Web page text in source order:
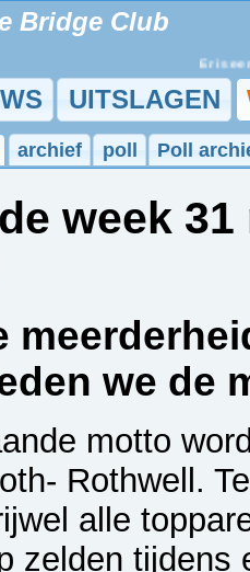
Bridge Club
Er is een
UITSLAGEN
archief poll Poll
week
we de
motto
Rothwell.
alle
zelden tijdens